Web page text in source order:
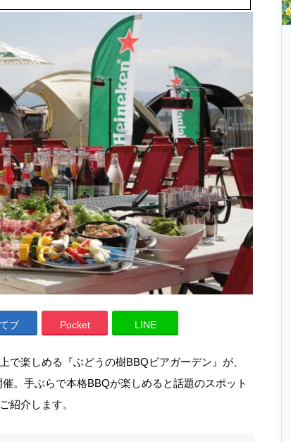
ブ Pocket LINE
で楽しめる『ぶどうの樹BBQビアガーデン』が、
。手ぶらで本格BBQが楽しめると話題のスポット
紹介します。